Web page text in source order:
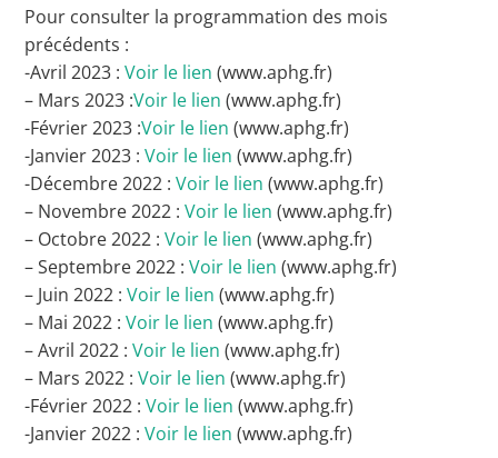
Pour consulter la programmation des mois
précédents :
-Avril 2023 :Voir le lien (www.aphg.fr)
– Mars 2023 :Voir le lien (www.aphg.fr)
-Février 2023 :Voir le lien (www.aphg.fr)
-Janvier 2023 :Voir le lien (www.aphg.fr)
-Décembre 2022 :Voir le lien (www.aphg.fr)
– Novembre 2022 :Voir le lien (www.aphg.fr)
– Octobre 2022 :Voir le lien (www.aphg.fr)
– Septembre 2022 :Voir le lien (www.aphg.fr)
– Juin 2022 :Voir le lien (www.aphg.fr)
– Mai 2022 :Voir le lien (www.aphg.fr)
– Avril 2022 :Voir le lien (www.aphg.fr)
– Mars 2022 :Voir le lien (www.aphg.fr)
-Février 2022 :Voir le lien (www.aphg.fr)
-Janvier 2022 :Voir le lien (www.aphg.fr)